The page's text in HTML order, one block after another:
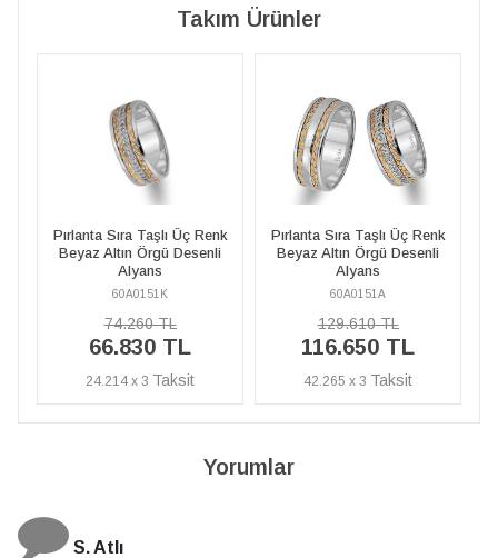
Takım Ürünler
Pırlanta Sıra Taşlı Üç Renk
Beyaz Altın Örgü Desenli
Alyans
60A0151A
129.610 TL
116.650 TL
42.265 x 3
Pırlanta Sıra Taşlı Üç Renk
Beyaz Altın Örgü Desenli
Alyans
60A0151K
74.260 TL
66.830 TL
24.214 x 3
Yorumlar
N. Elçi